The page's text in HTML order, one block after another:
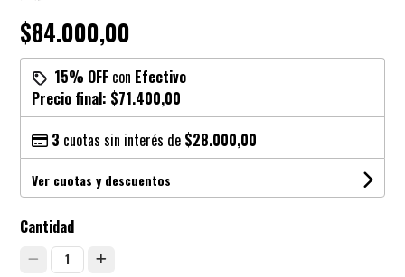
$84.000,00
15% OFF con Efectivo
Precio final: $71.400,00
3 cuotas sin interés de $28.000,00
Ver cuotas y descuentos
Cantidad
1